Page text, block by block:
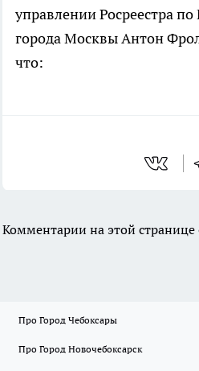
управлении Росреестра
города Москвы Антон
что:
Комментарии на этой
Про Город Чебоксары
Про Город Новочебоксарск